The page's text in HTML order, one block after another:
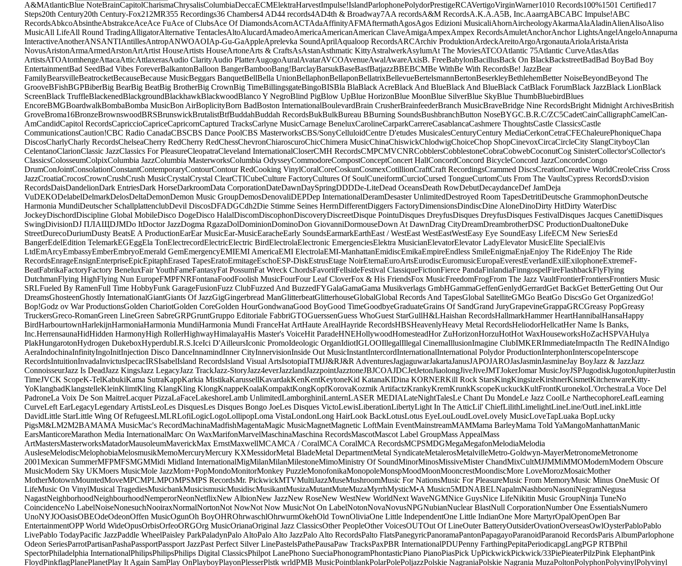
A&MAtlanticBlue NoteBrainCapitolCharismaChrysalisColumbiaDeccaECMElektraHarvestImpulse!IslandParlophonePolydorPrestigeRCAVertigoVirginWarner1010 Records100%1501 Certified17
Steps20th Century20th Century-Fox21 2MR355 Recordings36 Chambers4 AD44 records4AD4th & Broadway7AA recordsA&M RecordsA.K.A.A5B, Inc.AaarrgABCABC Impulse!ABC
RecordsAbkcoAbsintheAbstrakceAceAce FuAce of ClubsAce Of DiamondsAcornACTAdaAffinityAFMAftermathAgosAgos Edizioni MusicaliAhornAircheologyAkarmaAlaAladinAlienAlisoAliso
MusicAll LifeAll Round TradingAlligatorAlternative TentaclesAltoAlucardAmadeoAmericaAmericanAmerican ClaveAmigaAmpexAmpex RecordsAmuletAnchorAnchor LightsAngelAngeloAnnapurna
InteractiveAnotherANSANTIAntillesAntropANWOAOIAp-Gu-GaAppleAprelevka SoundAprilAqualoop RecordsARCArchiv ProduktionArdeckAreitoArgoArgonautaAriolaAristaArista
NovusAristonArmaArmedArstonArtArtist HouseArtists HouseArtoneArts & CraftsAsAstanAsthmatic KittyAstralwerkAsylumAt The MoviesATCOAtlantic 75Atlantic CurveAtlasAtlas
ArtistsATOAtomhengeAttacaAtticAttlaxerasAudio ClarityAudio PlatterAugogoAuralAvatarAVCOAvenueAwalAwareAxisB. FreeBabylonBacillusBack On BlackBackstreetBadBad BoyBad Boy
EntertainmentBad SeedBad Vibes ForeverBalkantonBalloon BangerBambooBang!BarclayBarsukBaseBasfBatjazzBBEBCMBe WithBe With RecordsBe! JazzBear
FamilyBearsvilleBeatrocketBecauseBecause MusicBeggars BanquetBellBella UnionBellaphonBellaponBellatrixBellevueBertelsmannBertonBeserkleyBethlehemBetter NoiseBeyondBeyond The
GrooveBFishBGPBiberBig BearBig BeatBig BrotherBig CrownBig TimeBillingsgateBingoBISBla BlaBlack AcreBlack And BlueBlack And BlueBlack CatBlack ForumBlack JazzBlack LionBlack
ScreenBlack TruffleBlackenedBlackgroundBlackhawkBlackwoodBlanco Y NegroBlind PigBlow UpBlue HorizonBlue MoonBlue SilverBlue SkyBlue ThumbBluebirdBlues
EncoreBMGBoardwalkBombaBomba MusicBon AirBoplicityBorn BadBoston InternationalBoulevardBrain CrusherBrainfeederBranch MusicBraveBridge Nine RecordsBright Midnight ArchivesBritish
GroveBroma16BronzeBrownswoodBRSBrunswickBrutalistBtfBuddahBuddah RecordsBukBulkBureau BBurning SoundsBushbranchButton NoseBYGC.B.R.C/ZC5CadetCainCalligraphCamelCan-
AmCandidCapitol RecordsCapriccioCapriceCapricornCaptured TracksCarlyne MusicCarnage BeneluxCarolineCarparkCarrereCasablancaCashmere ThoughtsCastle ClassicsCastle
CommunicationsCaution!CBC Radio CanadaCBSCBS Dance PoolCBS MasterworksCBS/SonyCelluloidCentre D'etudes MusicalesCenturyCentury MediaCerkonCetraCFEChaleurePhoniqueChapa
DiscosCharlyCharly RecordsChelseaCherry RedCherry RedChessChevronChiaroscuroChicChimera MusicChinaChiswickChlodwigChoiceChop ShopCinevoxCircaCircleCity SlangCityboyClan
CelentanoClarionClassic JazzClassics For PleasureCleopatraCleveland InternationalCloserCMH RecordsCMPCMVCNRCobblersCobblestoneCobraCobwebCoconutCog SinisterCollector'sCollector's
ClassicsColosseumColpixColumbia JazzColumbia MasterworksColumbia OdysseyCommodoreCompostConceptConcert HallConcordConcord BicycleConcord JazzConcordeCongo
DrumConJointConsolationConstantContemporaryContourContour RedCooking VinylCoralCoreCoskunCosmexCotillionCraftCraft RecordingsCrammed DiscsCreationCreative WorldCreoleCriss Cross
JazzCroatiaCrocosCrownCrushCrush MusicCrystalCrystal ClearCTICubeCulture FactoryCultures Of SoulCuneiformCurcioCursed TongueCurtomCuts From The VaultsCypress RecordsD:vision
RecordsDaisDandelionDark EntriesDark HorseDarkroomData CorporationDateDawnDaySpringDDDDe-LiteDead OceansDeath RowDebutDecaydanceDef JamDeja
VuDEKODelabelDelmarkDelosDeltaDemonDemon Music GroupDemosDenovaliDEPDep InternationalDeramDesaster UnlimitedDestroyed Room TapesDetritiDeutsche GrammophonDeutsche
Harmonia MundiDeutscher SchallplattenclubDevil DiscosDFADGCdh2Die Stimme Seines HerrnDifferentDiggers FactoryDimensionsDindiscDine AloneDinoDirty HitDirty WaterDisc
JockeyDischordDiscipline Global MobileDisco DogeDisco HalalDiscomDiscophonDiscoveryDiscreetDisque PointuDisques DreyfusDisques DreyfusDisques FestivalDisques Jacques CanettiDisques
SwingDivisionDJ ПЛАЩDJMDo ItDoctor JazzDogma RgazaDolDominionDominoDon GiovanniDormouseDown At DawnDrag CityDreamDreambrotherDSC ProductionDualtoneDuke
StreetDurecoDuriumDusty BeatsE A ProductionEarEar MusicEar-MusicEaracheEarly SoundsEarmarkEarthEast / WestEast WestEastWestEasy Eye SoundEasy LifeECM New SeriesEd
BangerEdelEdition TelemarkEGEggEla TonElectrecordElectricElectric BirdElectrolaElectronic EmergenciesElektra MusicianElevatorElevator LadyElevator MusicElite SpecialElvis
LtdEmArcyEmbassyEmberEmbryoEmerald GemEmergencyEMIEMI AmericaEMI ElectrolaEMI-ManhattanEmidiscEmikaEmpireEndless SmileEnigmaEnjaEnjoy The RideEnjoy The Ride
RecordsEnrageEnsignEnterpriseEpicEpitaphErased TapesEratoErmitageEschoESP-DiskEstrusEtage NoirEternaEuroArtsEurodiscEuromusicEuropaEverestEverlandExilExilophoneExtremeF-
BeatFabrikaFactoryFactory BeneluxFair YouthFameFantasyFat PossumFat Wreck ChordsFavoritFellsideFestival ClassiqueFictionFierce PandaFinlandiaFinngospelFireFlashbackFlyFlying
DutchmanFlying HighFlying Nun EuropeFMPFNRFontanaFoodFoolish MusicFourFour Leaf CloverFox & His FriendsFox MusicFreedomFrogFrom The Jazz VaultFrontierFrontiersFrontiers Music
SRLFueled By RamenFull Time HobbyFunk GarageFusionFuzz ClubFuzzed And BuzzedFYGalaGamaGama Musikverlags GmbHGammaGeffenGenlydGerrardGet BackGet BetterGetting Out Our
DreamsGhosteenGhostly InternationalGiantGiants Of JazzGigGingerbread ManGlitterbeatGlitterhouseGlobalGlobal Records And TapesGlobal SatelliteGMGo BeatGo DiscsGo Get OrganizedGo!
Bop!Godz ov War ProductionsGolden ChariotGolden CoreGolden HourGondwanaGood BoyGood TimeGoodbyeGraduateGrains Of SandGrand JuryGrapevineGrappaGRCGreasy PopGreasy
TruckersGreco-RomanGreen LineGreen SabreGRPGruntGruppo Editoriale FabbriGTOGuerssenGuess WhoGuest StarGullH&LHaishan RecordsHallmarkHammer HeartHannibalHansaHappy
BirdHarbourtownHarlekijnHarmoniaHarmonia MundiHarmonia Mundi FranceHat ArtHaute ArealHayride RecordsHBSHeavenlyHeavy Metal RecordsHeliodorHellcatHer Name Is Banks,
Inc.HerrensaunaHidHidden HarmonyHigh RollerHighwayHimalayaHis Master's VoiceHit ParadeHNEHollywoodHomesteadHor ZuHorizonHorzuHotHot WaxHouseworksHoZacHSPVAHulya
PlakHungarotonHydrogen DukeboxHyperdubI.R.S.IceIci D'AilleursIconic PromoIdeologic OrganIdiotIGLOOIllegalIllegal CinemaIllusionImagine ClubIMKERImmediateImpactIn The RedINAIndigo
AeraIndochinaInfinityIngoInitInjection Disco DanceInnamindInner CityInnervisionInside Out MusicInstantIntercordInternationalInternational Polydor ProductionInterphonInterscopeInterscope
RecordsIntuitionInvadaInvictusIpecacIRSIsabelIsland RecordsIsland Visual ArtsIsotopiaITMJJ&RJ&R AdventuresJagjaguwarJakartaJanusJAPOJAROJasJasminJasmineJay BoyJazz & JazzJazz
ConnoisseurJazz Is DeadJazz KingsJazz LegacyJazz TrackJazz-StoryJazz4everJazzlandJazzpointJazztoneJBJCOAJDCJetJetonJiaolongJiveJiveJMTJokerJomar MusicJoyJSPJugodiskJugotonJupiterJustin
TimeJVCK ScopeK-TelKabukiKama SutraKappKarkia MistikaKarussellKavardakKenKentKeytoneKid KatanaKIDina KORNERKill Rock StarsKingKingsizeKirshnerKismetKitchenwareKitty-
YoKlangbadKlangstelleKleinKlimtKling KlangKling KlongKnappeKoalaKompaktKongKopfKorovaKozmik ArtifactzKrankyKremKrunkKscopeKuckuckKultFrontKuronekoL'OrchestraLa Voce Del
PadroneLa Voix De Son MaitreLacquer PizzaLaFaceLakeshoreLamb UnlimitedLamborghiniLanternLASER MEDIALateNightTalesLe Chant Du MondeLe Jazz CoolLe NarthecophoreLeafLearning
CurveLeft EarLegacyLegendary ArtistsLeoLes DisquesLes Disques Bongo JoeLes Disques VictoLewisLiberationLibertyLight In The AtticLil' ChiefLilithLimelightLineLine/OutLineLinkLittle
DavidLittle StarLittle Wing Of RefugeesLMLRLofiLogicLogoLollipopLoma VistaLondonLong HairLook BackLotusLotus EyeLouLoudLoveLovely MusicLoveTapLuaka BopLucky
PigsM&LM2M2BAMAMA MusicMac's RecordMachinaMadfishMagentaMagic MusicMagnetMagnetic LoftMain EventMainstreamMAMMama BarleyMama Told YaMangoManhattanManic
EarsManticoreMarathon Media InternationalMarc On WaxMarifonMarvelMaschinaMaschina RecordsMascotMascot Label GroupMass AppealMass
ArtMastersMasterworksMatadorMausoleumMaverickMax ErnstMaxwellMCAMCA / CoralMCA CoralMCA RecordsMCPSMDGMegaMegafonMelodiaMelodia
AusleseMelodiscMelophobiaMelosmusikMemoMercuryMercury KXMessidorMetal BladeMetal DepartmentMetal SyndicateMetalerosMetalvilleMetro-Goldwyn-MayerMetronomeMetronome
2001Mexican SummerMFPMFSMGMMidi Midland InternationalMigMilanMilanMilestoneMimoMinistry Of SoundMinorMinosMissiveMister ChandMixCultMJJMMiMMOModernModern Obscure
MusicModern Sky UKMoers MusicMole JazzMom+PopMondoMonitorMonkey PuzzleMonofonikaMonopoleMonspMoodMoonMooncrestMoondiscMore LoveMorozMosaicMother
MotherMotownMountedMoveMPCMPLMPOMPSMPS RecordsMr. PickwickMTVMultiJazzMuseMushroomMusic For NationsMusic For PleasureMusic From MemoryMusic Minus OneMusic Of
LifeMusic On VinylMusical TragediesMusicbankMusicismusicMusidiscMusikantMusizaMutantMuteMuzaMyrrhMysticM•A Musicn5MDNABELNapalmNashboroNasoniNegramNegusa
NagastNeighborhoodNeighbourhoodNemperorNeonNetflixNew AlbionNew JazzNew RoseNew WestNew WorldNext WaveNGMNice GuysNice LifeNikitin Music GroupNinja TuneNo
CoincidenceNo LabelNoiseNonesuchNooiraxNormalNortonNot NowNot Now MusicNot On LabelNotonNovaNovusNPGNubianNuclear BlastNull CorporationNumber One EssentialsNumero
UnoNYJOOasisOBEOdeOdeonOffen MusicOgunOh BoyOHROhrwaschlOhrwurmOkehOld TownOliviaOne Little IndependentOne Little IndianOne More MartyrOpalOpenOpen Bar
EntertainmentOPP World WideOpusOrbisOrfeoORGOrg MusicOrianaOriginal Jazz ClassicsOther PeopleOther VoicesOUTOut Of LineOuter BatteryOutsiderOvationOverseasOwlOysterPabloPablo
LivePablo TodayPacific JazzPaddle WheelPaisley ParkPaladynPalo AltoPalo Alto JazzPalo Alto RecordsPalto FlatsPanegyricPanoramaPantonPapagayoParanoidParanoid RecordsParis AlbumParlophone
Odeon SeriesParrotPartisanPashaPassportPassport JazzPast Perfect Silver LinePastelsPathePausaPaw TracksPaxPBR InternationalPDUPenny FarthingPepitaPeriodicapgLangPGP RTBPhil
SpectorPhiladelphia InternationalPhilipsPhilipsPhilips Digital ClassicsPhilpot LanePhono SueciaPhonogramPhontasticPiano PianoPiasPick UpPickwickPickwick/33PiePieaterPilzPink ElephantPink
FloydPinkflagPlanePlanetPlay It Again SamPlay OnPlayboyPlayonPlesserPlstk wrldPMB MusicPointblankPolarPolePoljazzPolskie NagraniaPolskie Nagrania MuzaPoltonPolyphonPolyvinylPolyvinyl